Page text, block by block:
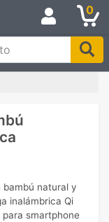
0
bambú natural y
inalámbrica Qi
smartphone